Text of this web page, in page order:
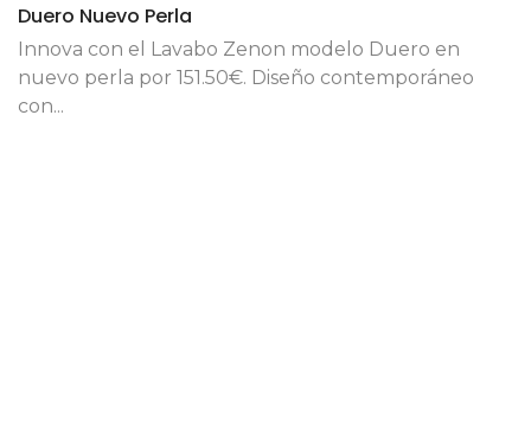
Duero Nuevo Perla
Innova con el Lavabo Zenon modelo Duero en
nuevo perla por 151.50€. Diseño contemporáneo
con...